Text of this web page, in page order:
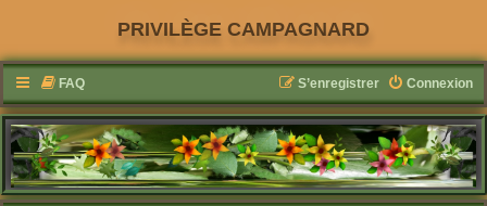
PRIVILÈGE CAMPAGNARD
FAQ Connexion
S’enregistrer